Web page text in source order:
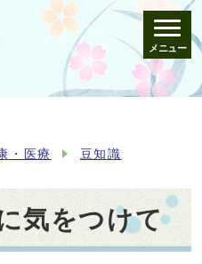
メニュー
・医療 豆知識
気をつけて